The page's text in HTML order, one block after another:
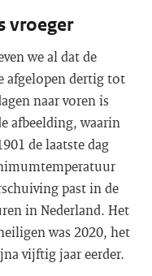
vroeger
we al dat de
afgelopen dertig tot
naar voren is
afbeelding, waarin
de laatste dag
past in de
in Nederland. Het
was 2020, het
vijftig jaar eerder.